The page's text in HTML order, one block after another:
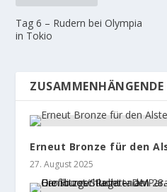
Tag 6 – Rudern bei Olympia
in Tokio
ZUSAMMENHÄNGENDE
Erneut Bronze für den
27. August 2025